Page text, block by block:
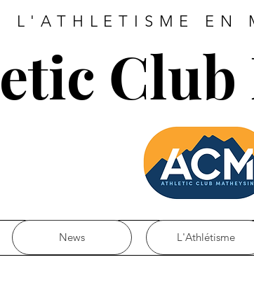
L'ATHLETISME EN
Club
News L'Athlétisme